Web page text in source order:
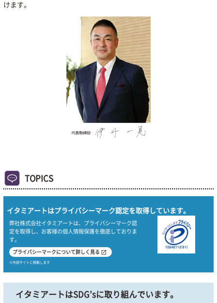
けます。
TOPICS
イタミアートはプライバシーマーク認定を取得しています。
弊社株式会社イタミアートは、プライバシーマーク認
定を取得し、お客様の個人情報保護を徹底しておりま
す。
プライバシーマークについて詳しく見る open_in_new
※外部サイトに移動します
イタミアートはSDG’sに取り組んでいます。